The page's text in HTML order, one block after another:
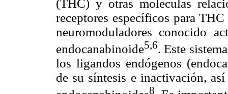
(THC) y otras moléculas
receptores específicos para
neuromoduladores conocido
endocanabinoide5,6. Este
los ligandos endógenos
de su síntesis e inactivación,
8